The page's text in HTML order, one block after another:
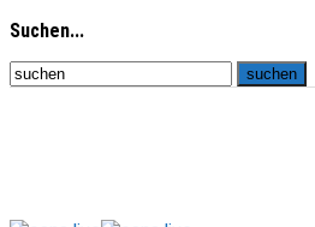
Suchen...